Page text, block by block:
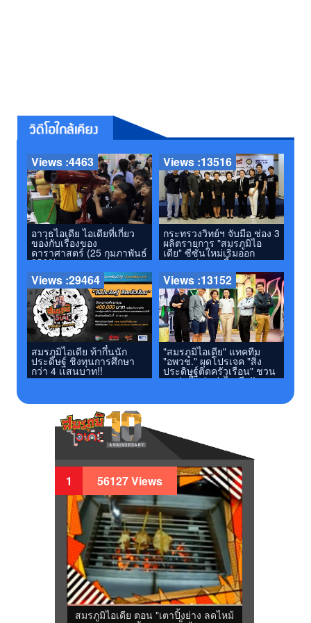
Views :4463
อาวุธไอเดีย ไอเดียที่เกี่ยว
ของกับเรื่องของ
ดาราศาสตร์ (25 กุมภาพันธ์
2560)
Views :13516
กระทรวงวิทย์ฯ จับมือ ช่อง 3
ผลิตรายการ "สมรภูมิไอ
เดีย" ซีซั่นใหม่เริ่มออก
อากาศ 1 ก.ค. นี้
Views :29464
สมรภูมิไอเดีย ท้ากึ๋นนัก
ประดิษฐ์ ชิงทุนการศึกษา
กว่า 4 เเสนบาท!!
Views :13152
"สมรภูมิไอเดีย" แทคทีม
"อพวช." ผุดโปรเจค "สิ่ง
ประดิษฐ์ติดครัวเรือน" ชวน
คนรุ่นใหม่แข่งไอเดีย!!
1 56127 Views
สมรภูมิไอเดีย ตอน "เตาปิ้งย่าง ลดไหม้